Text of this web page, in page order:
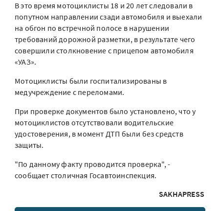
В это время мотоциклисты 18 и 20 лет следовали в
попутном направлении сзади автомобиля и выехали
на обгон по встречной полосе в нарушении
требований дорожной разметки, в результате чего
совершили столкновение с прицепом автомобиля
«УАЗ».
Мотоциклисты были госпитализированы в
медучреждение с переломами.
При проверке документов было установлено, что у
мотоциклистов отсутствовали водительские
удостоверения, в момент ДТП были без средств
защиты.
"По данному факту проводится проверка", -
сообщает столичная Госавтоинспекция.
SAKHAPRESS